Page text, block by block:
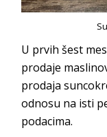
U prvih šest
prodaje
prodaja
odnosu na isti
podacima.